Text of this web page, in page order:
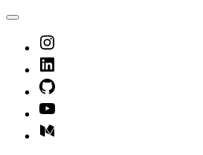
Skip
content
Off
Canvas